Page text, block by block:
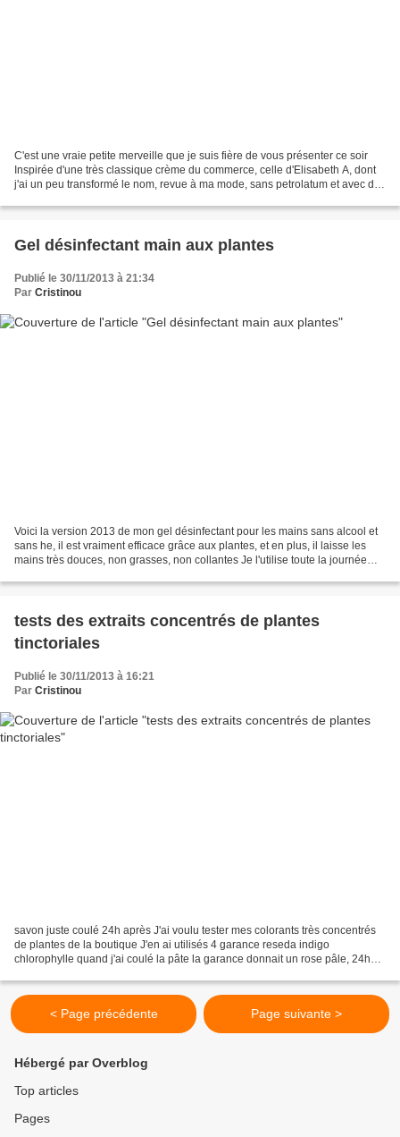
C'est une vraie petite merveille que je suis fière de vous présenter ce soir
Inspirée d'une très classique crème du commerce, celle d'Elisabeth A, dont
j'ai un peu transformé le nom, revue à ma mode, sans petrolatum et avec des
Gel désinfectant main aux plantes
Publié le 30/11/2013 à 21:34
Par Cristinou
Voici la version 2013 de mon gel désinfectant pour les mains sans alcool et
sans he, il est vraiment efficace grâce aux plantes, et en plus, il laisse les
mains très douces, non grasses, non collantes Je l'utilise toute la journée
tests des extraits concentrés de plantes
tinctoriales
Publié le 30/11/2013 à 16:21
Par Cristinou
savon juste coulé 24h après J'ai voulu tester mes colorants très concentrés
de plantes de la boutique J'en ai utilisés 4 garance reseda indigo
chlorophylle quand j'ai coulé la pâte la garance donnait un rose pâle, 24h
< Page précédente Page suivante >
Hébergé par Overblog
Top articles
Pages